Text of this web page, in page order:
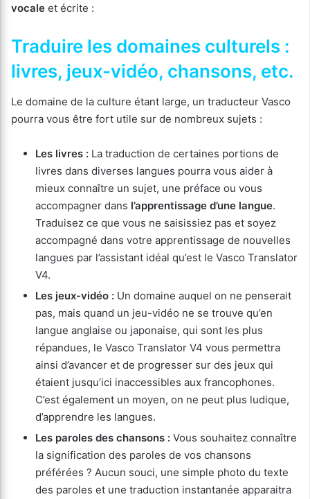
vocale et écrite :
Traduire les domaines culturels :
livres, jeux-vidéo, chansons, etc.
Le domaine de la culture étant large, un traducteur Vasco
pourra vous être fort utile sur de nombreux sujets :
Les livres : La traduction de certaines portions de
livres dans diverses langues pourra vous aider à
mieux connaître un sujet, une préface ou vous
accompagner dans l’apprentissage d’une langue.
Traduisez ce que vous ne saisissiez pas et soyez
accompagné dans votre apprentissage de nouvelles
langues par l’assistant idéal qu’est le Vasco Translator
V4.
Les jeux-vidéo : Un domaine auquel on ne penserait
pas, mais quand un jeu-vidéo ne se trouve qu’en
langue anglaise ou japonaise, qui sont les plus
répandues, le Vasco Translator V4 vous permettra
ainsi d’avancer et de progresser sur des jeux qui
étaient jusqu’ici inaccessibles aux francophones.
C’est également un moyen, on ne peut plus ludique,
d’apprendre les langues.
Les paroles des chansons : Vous souhaitez connaître
la signification des paroles de vos chansons
préférées ? Aucun souci, une simple photo du texte
des paroles et une traduction instantanée apparaitra